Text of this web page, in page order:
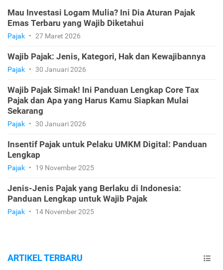
Mau Investasi Logam Mulia? Ini Dia Aturan Pajak
Emas Terbaru yang Wajib Diketahui
Pajak • 27 Maret 2026
Wajib Pajak: Jenis, Kategori, Hak dan Kewajibannya
Pajak • 30 Januari 2026
Wajib Pajak Simak! Ini Panduan Lengkap Core Tax
Pajak dan Apa yang Harus Kamu Siapkan Mulai
Sekarang
Pajak • 30 Januari 2026
Insentif Pajak untuk Pelaku UMKM Digital: Panduan
Lengkap
Pajak • 19 November 2025
Jenis-Jenis Pajak yang Berlaku di Indonesia:
Panduan Lengkap untuk Wajib Pajak
Pajak • 14 November 2025
ARTIKEL TERBARU